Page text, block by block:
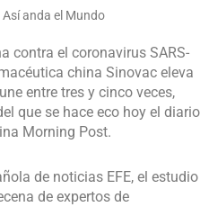
Así anda el Mundo
contra el coronavirus SARS-
china Sinovac eleva
entre tres y cinco veces,
que se hace eco hoy el diario
Morning Post.
de noticias EFE, el estudio
de expertos de